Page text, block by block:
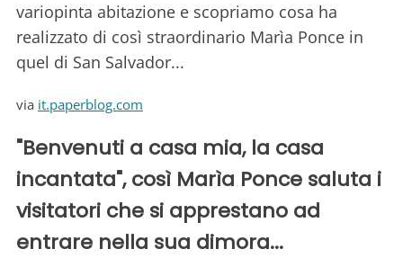
variopinta abitazione e scopriamo cosa ha
realizzato di così straordinario Marìa Ponce in
quel di San Salvador...
via it.paperblog.com
"Benvenuti a casa mia, la casa
incantata", così Marìa Ponce saluta i
visitatori che si apprestano ad
entrare nella sua dimora...